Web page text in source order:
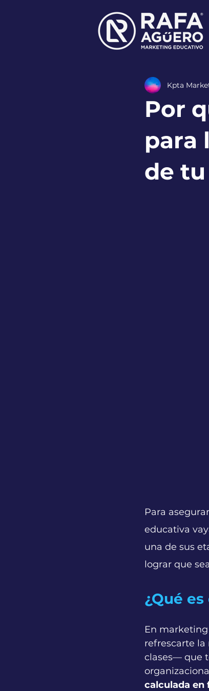
Por
para
de
Kpta
Para
educativa
una de sus
lograr que
¿Qué es
En marketing
refrescarte
clases— que
calculada en